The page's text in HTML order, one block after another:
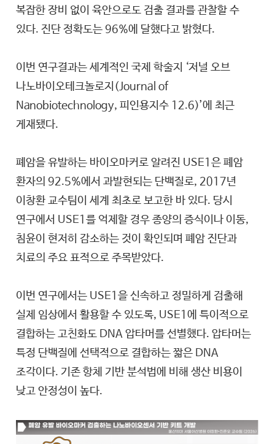
복잡한 장비 없이 육안으로도 검출 결과를 관찰할 수
있다. 진단 정확도는 96%에 달했다고 밝혔다.
이번 연구결과는 세계적인 국제 학술지 ‘저널 오브
나노바이오테크놀로지(Journal of
Nanobiotechnology, 피인용지수 12.6)’에 최근
게재됐다.
폐암을 유발하는 바이오마커로 알려진 USE1은 폐암
환자의 92.5%에서 과발현되는 단백질로, 2017년
이창환 교수팀이 세계 최초로 보고한 바 있다. 당시
연구에서 USE1를 억제할 경우 종양의 증식이나 이동,
침윤이 현저히 감소하는 것이 확인되며 폐암 진단과
치료의 주요 표적으로 주목받았다.
이번 연구에서는 USE1을 신속하고 정밀하게 검출해
실제 임상에서 활용할 수 있도록, USE1에 특이적으로
결합하는 고친화도 DNA 압타머를 선별했다. 압타머는
특정 단백질에 선택적으로 결합하는 짧은 DNA
조각이다. 기존 항체 기반 분석법에 비해 생산 비용이
낮고 안정성이 높다.